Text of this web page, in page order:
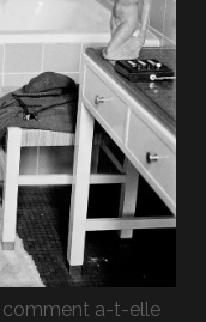
comment a-t-elle